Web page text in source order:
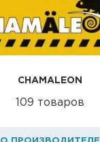
CHAMALEON
109 товаров
О ПРОИЗВОДИТЕЛЕ